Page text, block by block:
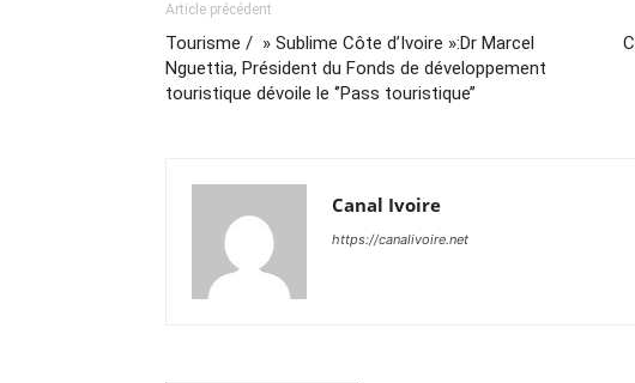
Article précédent
Tourisme / » Sublime Côte d’Ivoire »:Dr Marcel
Nguettia, Président du Fonds de développement
touristique dévoile le ‘’Pass touristique’’
Canal Ivoire
https://canalivoire.net